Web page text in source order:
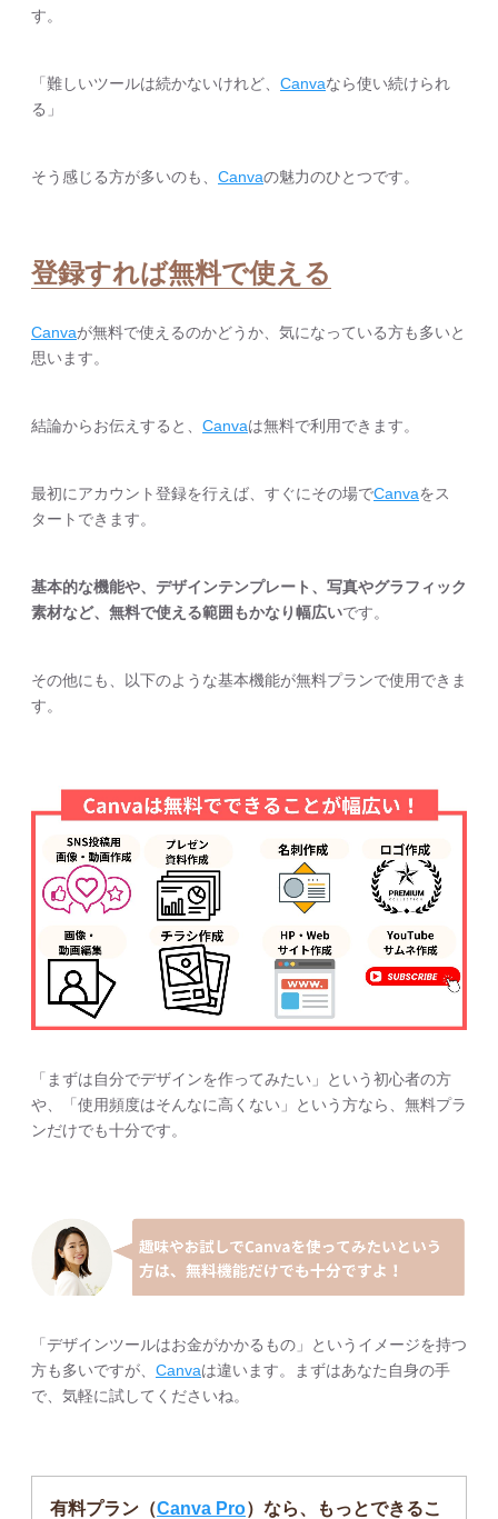
す。
「難しいツールは続かないけれど、 Canvaなら使い続けられ
る」
そう感じる方が多いのも、 Canvaの魅力のひとつです。
登録すれば無料で使える
Canvaが無料で使えるのかどうか、気になっている方も多いと
思います。
結論からお伝えすると、 Canvaは無料で利用できます。
最初にアカウント登録を行えば、すぐにその場でCanvaをス
タートできます。
基本的な機能や、デザインテンプレート、写真やグラフィック
素材など、無料で使える範囲もかなり幅広いです。
その他にも、以下のような基本機能が無料プランで使用できま
す。
「まずは自分でデザインを作ってみたい」という初心者の方
や、「使用頻度はそんなに高くない」という方なら、無料プラ
ンだけでも十分です。
「デザインツールはお金がかかるもの」というイメージを持つ
方も多いですが、 Canvaは違います。まずはあなた自身の手
で、気軽に試してくださいね。
有料プラン（Canva Pro）なら、もっとできるこ